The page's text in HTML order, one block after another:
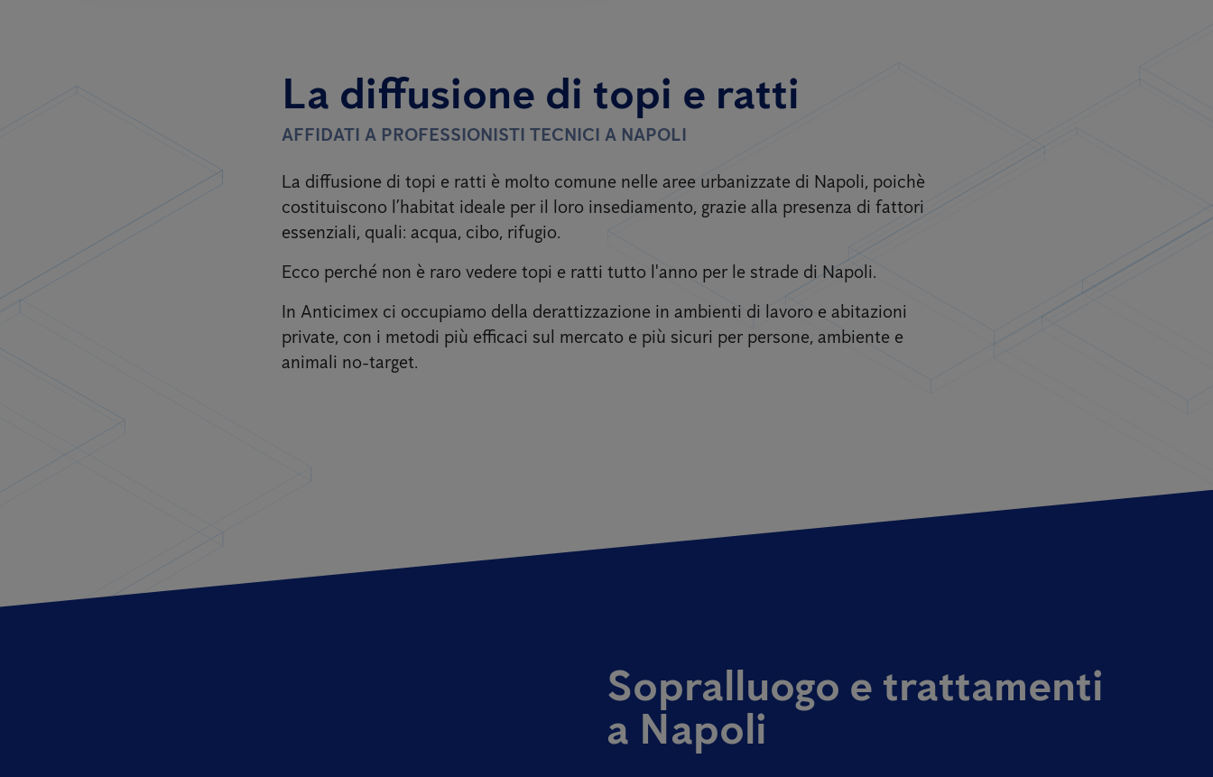
La diffusione di topi e ratti
AFFIDATI A PROFESSIONISTI TECNICI A NAPOLI
La diffusione di topi e ratti è molto comune nelle aree urbanizzate di Napoli, poichè
costituiscono l’habitat ideale per il loro insediamento, grazie alla presenza di fattori
essenziali, quali: acqua, cibo, rifugio.
Ecco perché non è raro vedere topi e ratti tutto l'anno per le strade di Napoli.
In Anticimex ci occupiamo della derattizzazione in ambienti di lavoro e abitazioni
private, con i metodi più efficaci sul mercato e più sicuri per persone, ambiente e
animali no-target.
Sopralluogo e trattamenti
a Napoli